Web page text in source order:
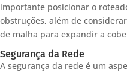
importante posicionar o
obstruções, além de
de malha para expandir a
Segurança da Rede
A segurança da rede é um